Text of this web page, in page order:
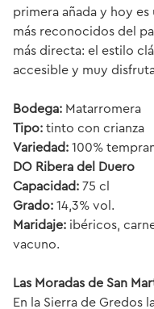
primera añada y hoy
más reconocidos del
más directa: el estilo
accesible y muy
Bodega: Matarromera
Tipo: tinto con crianza
Variedad: 100%
DO Ribera del Duero
Capacidad: 75 cl
Grado: 14,3% vol.
Maridaje: ibéricos,
vacuno.
Las Moradas de San
En la Sierra de Gredos